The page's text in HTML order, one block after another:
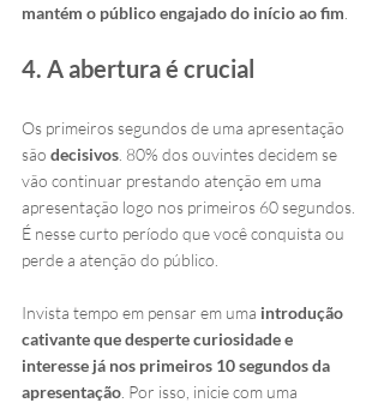
mantém o público engajado do início ao fim
4. A abertura é crucial
Os primeiros segundos de uma apresentação
são decisivos . 80% dos ouvintes decidem se
vão continuar prestando atenção em uma
apresentação logo nos primeiros 60 segundos.
É nesse curto período que você conquista ou
perde a atenção do público.
Invista tempo em pensar em uma introdução
cativante que desperte curiosidade e
interesse já nos primeiros 10 segundos da
apresentação . Por isso, inicie com uma